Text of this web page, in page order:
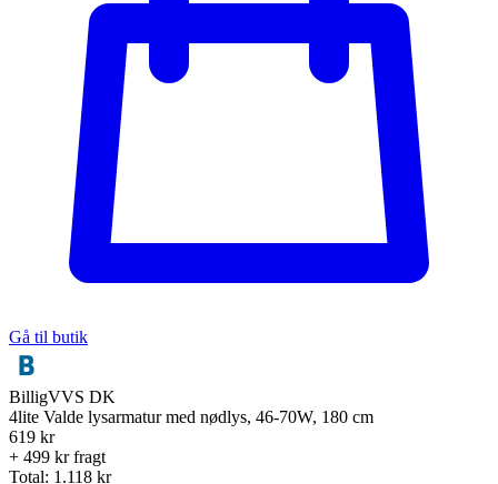
Gå til butik
BilligVVS DK
4lite Valde lysarmatur med nødlys, 46-70W, 180 cm
619 kr
+ 499 kr fragt
Total: 1.118 kr